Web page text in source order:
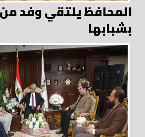
المحافظ يلتقي وفد من
بشبابها